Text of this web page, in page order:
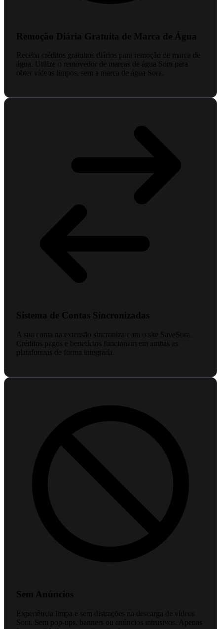
Remoção Diária Gratuita de Marca de Água
Receba créditos gratuitos diários para remoção de marca de
água. Utilize o removedor de marcas de água Sora para
obter vídeos limpos, sem a marca de água Sora.
Sistema de Contas Sincronizadas
A sua conta na extensão sincroniza com o site SaveSora.
Créditos pagos e benefícios funcionam em ambas as
plataformas de forma integrada.
Sem Anúncios
Experiência limpa e sem distrações na descarga de vídeos
Sora. Sem pop-ups, banners ou anúncios intrusivos. Apenas